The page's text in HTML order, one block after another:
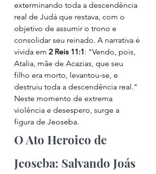
exterminando toda a descendência
real de Judá que restava, com o
objetivo de assumir o trono e
consolidar seu reinado. A narrativa é
vívida em 2 Reis 11:1: "Vendo, pois,
Atalia, mãe de Acazias, que seu
filho era morto, levantou-se, e
destruiu toda a descendência real."
Neste momento de extrema
violência e desespero, surge a
figura de Jeoseba.
O Ato Heroico de
Jeoseba: Salvando Joás